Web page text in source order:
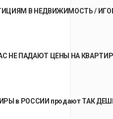
В НЕДВИЖИМОСТЬ /
НЕ ПАДАЮТ ЦЕНЫ НА
в РОССИИ продают ТАК